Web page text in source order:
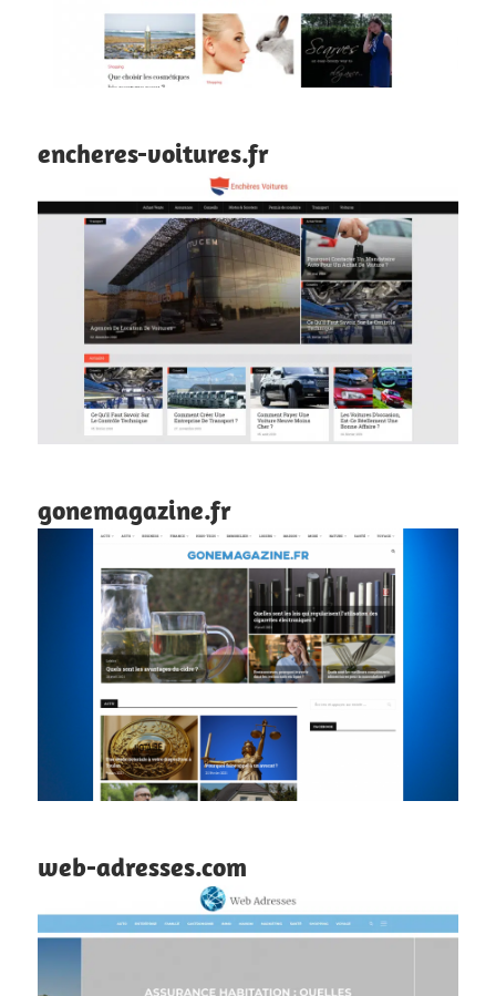
encheres-voitures.fr
gonemagazine.fr
web-adresses.com